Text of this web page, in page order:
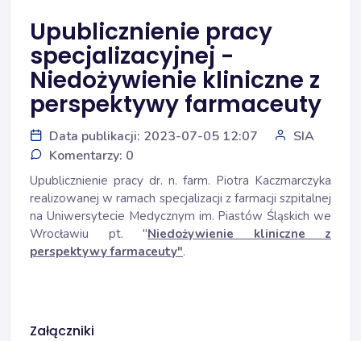
Upublicznienie pracy
specjalizacyjnej -
Niedożywienie kliniczne z
perspektywy farmaceuty
Data publikacji: 2023-07-05 12:07
SIA
Komentarzy: 0
Upublicznienie pracy dr. n. farm. Piotra Kaczmarczyka
realizowanej w ramach specjalizacji z farmacji szpitalnej
na Uniwersytecie Medycznym im. Piastów Śląskich we
Wrocławiu pt. "Niedożywienie kliniczne z
perspektywy farmaceuty".
Załączniki